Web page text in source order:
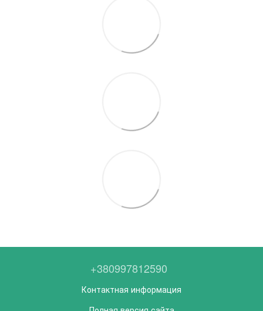
+380997812590
Контактная информация